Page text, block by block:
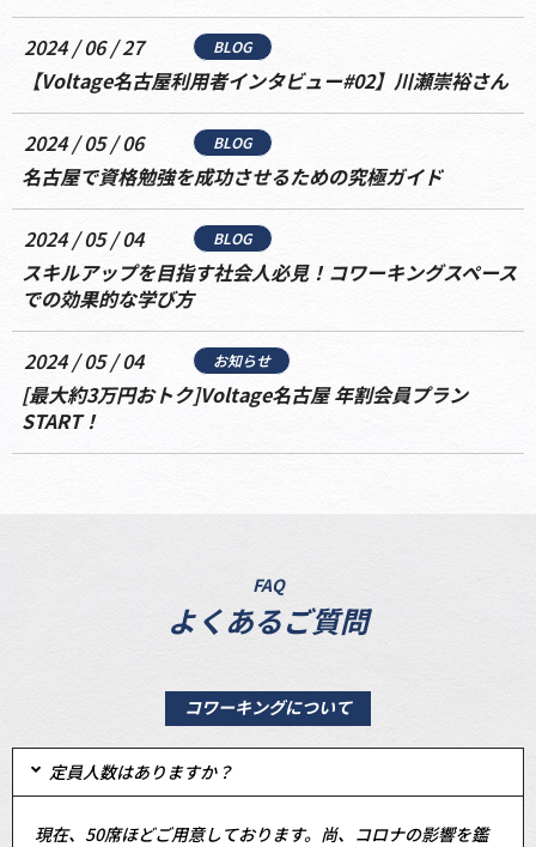
2024 / 06 / 27 BLOG
【Voltage名古屋利用者インタビュー#02】川瀬崇裕さん
2024 / 05 / 06 BLOG
名古屋で資格勉強を成功させるための究極ガイド
2024 / 05 / 04 BLOG
スキルアップを目指す社会人必見！コワーキングスペース
での効果的な学び方
2024 / 05 / 04 お知らせ
[最大約3万円おトク]Voltage名古屋 年割会員プラン
START！
FAQ
よくあるご質問
コワーキングについて
定員人数はありますか？
現在、50席ほどご用意しております。尚、コロナの影響を鑑